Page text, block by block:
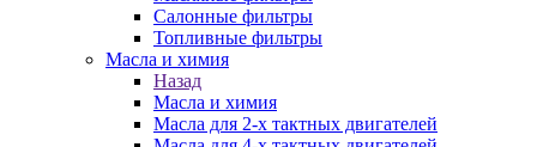
Салонные фильтры
Топливные фильтры
Масла и химия
Назад
Масла и химия
Масла для 2-х тактных двигателей